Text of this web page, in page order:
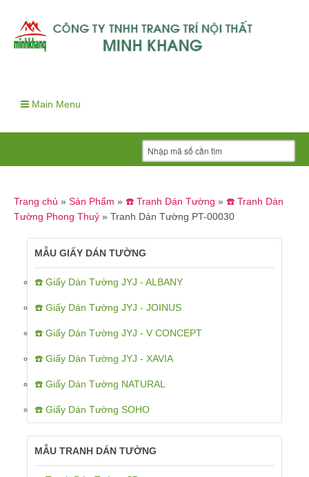
Main Menu
Trang chủ » Sản Phẩm » ☎️ Tranh Dán Tường » ☎️ Tranh Dán
Tường Phong Thuỷ » Tranh Dán Tường PT-00030
MẪU GIẤY DÁN TƯỜNG
☎️ Giấy Dán Tường JYJ - ALBANY
☎️ Giấy Dán Tường JYJ - JOINUS
☎️ Giấy Dán Tường JYJ - V CONCEPT
☎️ Giấy Dán Tường JYJ - XAVIA
☎️ Giấy Dán Tường NATURAL
☎️ Giấy Dán Tường SOHO
MẪU TRANH DÁN TƯỜNG